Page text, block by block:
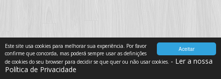
Aceitar
Este site usa cookies para melhorar sua experiência. Por favor
confirme que concorda, mas poderá sempre usar as definições
de cookies do seu browser para decidir se que quer ou não usar cookies. - Ler a nossa
Política de Privacidade